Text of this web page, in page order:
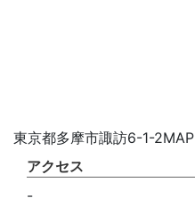
東京都多摩市諏訪6-1-2MAP
アクセス
-